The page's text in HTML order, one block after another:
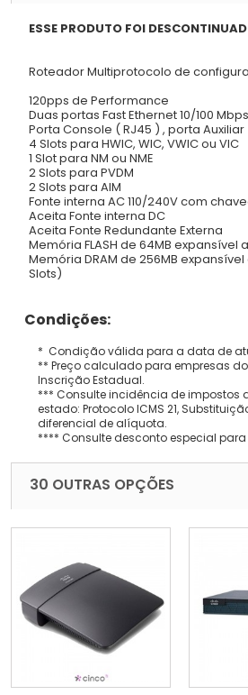
ESSE PRODUTO FOI
Roteador Multiprotocolo de
120pps de Performance
Duas portas Fast Ethernet 10/100
Porta Console ( RJ45 ) , porta Auxiliar
4 Slots para HWIC, WIC, VWIC ou VIC
1 Slot para NM ou NME
2 Slots para PVDM
2 Slots para AIM
Fonte interna AC 110/240V com
Aceita Fonte interna DC
Aceita Fonte Redundante Externa
Memória FLASH de 64MB expansível
Memória DRAM de 256MB
Slots)
Condições:
* Condição válida para a data de
** Preço calculado para empresas
Inscrição Estadual.
*** Consulte incidência de impostos
estado: Protocolo ICMS 21,
diferencial de alíquota.
**** Consulte desconto especial
30 OUTRAS OPÇÕES